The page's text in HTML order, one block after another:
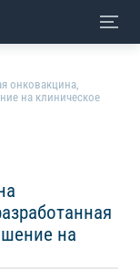
онковакцина,
на клиническое
на